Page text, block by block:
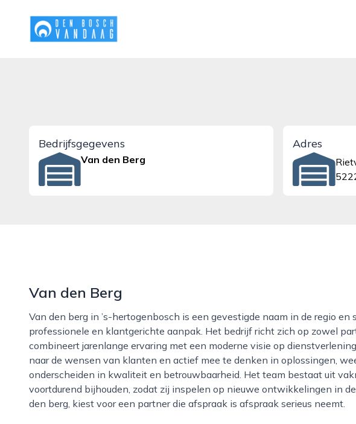
denboschvandaag.nl
Bedrijfsgegevens
Van den Berg
Adres
Van den Berg
Van den berg in ’s-hertogenbosch is een gevestigde naam in de regio en staat bekend om zijn
professionele en klantgerichte aanpak. Het bedrijf richt zich op zowel
combineert jarenlange ervaring met een moderne visie op
naar de wensen van klanten en actief mee te denken in oplossingen,
onderscheiden in kwaliteit en betrouwbaarheid. Het team bestaat uit
voortdurend bijhouden, zodat zij inspelen op nieuwe ontwikkelingen in
den berg, kiest voor een partner die afspraak is afspraak serieus neemt.